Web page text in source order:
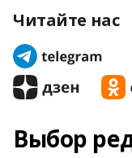
Читайте нас
Выбор